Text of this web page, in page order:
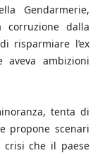
Gendarmerie,
dalla
risparmiare l’ex
aveva ambizioni
tenta di
propone scenari
che il paese